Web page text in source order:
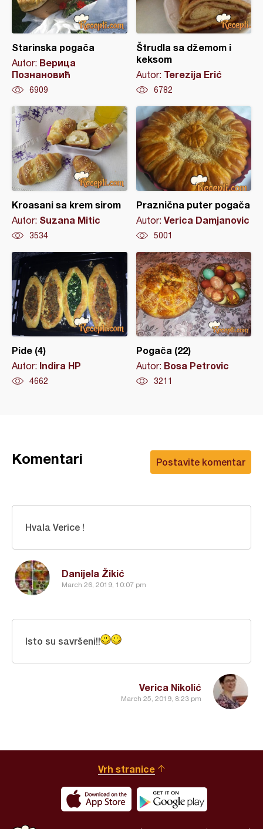
Starinska pogača
Autor: Верица
Познановић
6909
Štrudla sa džemom i
keksom
Autor: Terezija Erić
6782
Kroasani sa krem sirom
Autor: Suzana Mitic
3534
Praznična puter pogača
Autor: Verica Damjanovic
5001
Pide (4)
Autor: Indira HP
4662
Pogača (22)
Autor: Bosa Petrovic
3211
Postavite komentar
Komentari
Danijela Žikić
March 26, 2019, 10:07 pm
Hvala Verice !
Verica Nikolić
March 25, 2019, 8:23 pm
Isto su savršeni!!
Vrh stranice